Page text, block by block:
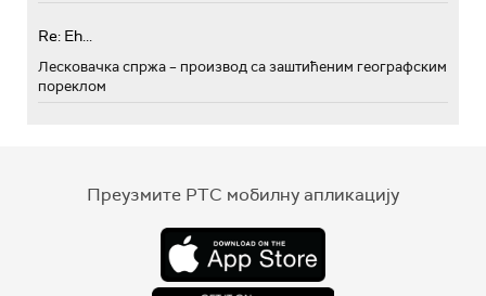
Re: Eh...
Лесковачка спржа – производ са заштићеним географским
пореклом
Преузмите РТС мобилну апликацију